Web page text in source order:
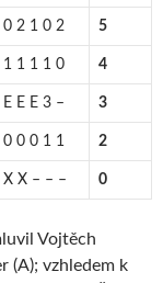
0 2 1 0 2 5
1 1 1 1 0 4
E E E 3 – 3
0 0 0 1 1 2
X X – – – 0
Vojtěch
(A); vzhledem k